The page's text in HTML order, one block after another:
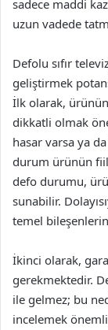
sadece maddi
uzun vadede
Defolu sıfır
geliştirmek
İlk olarak,
dikkatli olmak
hasar varsa ya
durum ürünün
defo durumu,
sunabilir.
temel
İkinci olarak,
gerekmektedir.
ile gelmez; bu
incelemek